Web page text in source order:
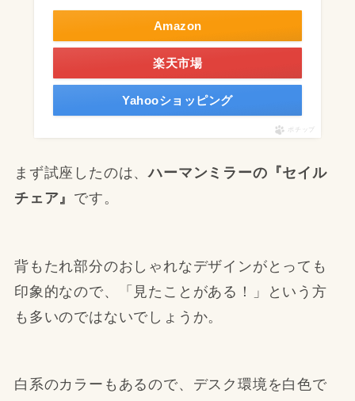
Amazon
楽天市場
Yahooショッピング
ポチップ
まず試座したのは、ハーマンミラーの『セイル
チェア』 です。
背もたれ部分のおしゃれなデザインがとっても
印象的なので、「見たことがある！」という方
も多いのではないでしょうか。
白系のカラーもあるので、デスク環境を白色で